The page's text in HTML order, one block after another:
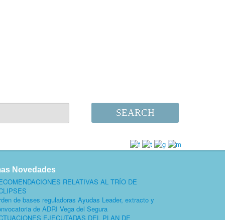
SEARCH
Novedades
RELATIVAS AL TRÍO DE
de bases reguladoras Ayudas Leader, extracto y
de ADRI Vega del Segura
EJECUTADAS DEL PLAN DE